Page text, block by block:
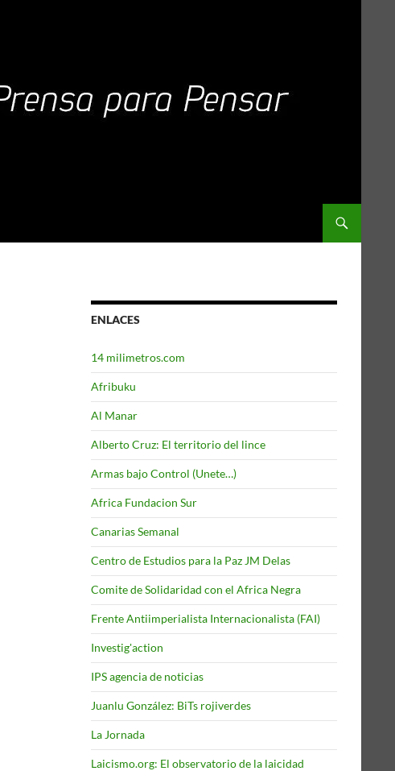
ENLACES
14 milimetros.com
Afribuku
Al Manar
Alberto Cruz: El territorio del lince
Armas bajo Control (Unete…)
Africa Fundacion Sur
Canarias Semanal
Centro de Estudios para la Paz JM Delas
Comite de Solidaridad con el Africa Negra
Frente Antiimperialista Internacionalista (FAI)
Investig'action
IPS agencia de noticias
Juanlu González: BiTs rojiverdes
La Jornada
Laicismo.org: El observatorio de la laicidad